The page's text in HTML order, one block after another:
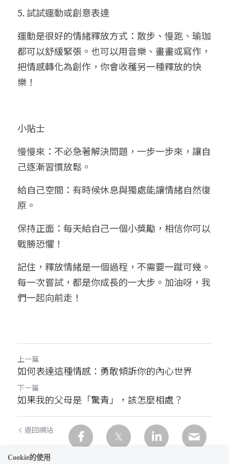
5. 試試運動或創意表達
運動是很好的情緒釋放方式：散步、慢跑、瑜珈
都可以舒緩緊張。也可以用音樂、畫畫或寫作，
把情感轉化為創作，你會收穫另一種釋放的快
樂！
小貼士
慢慢來：不必急著解決問題，一步一步來，讓自
己逐漸習慣放鬆。
給自己空間：有時候休息與獨處能讓情緒自然復
原。
保持正面：每天給自己一個小獎勵，相信你可以
戰勝恐懼！
記住，釋放情緒是一個過程，不需要一蹴可幾。
每一次嘗試，都是你成長的一大步。加油呀，我
們一起向前走！
上一篇
如何表達這種情感：勇敢傾訴你的內心世界
下一篇
如果我的父母是「驚青」，該怎麼相處？
返回網站
Cookie的使用